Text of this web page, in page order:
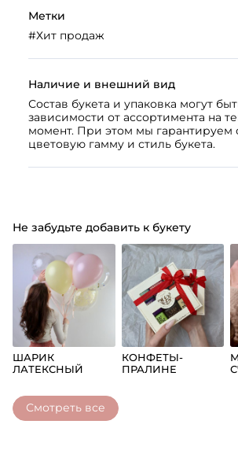
Метки
#Хит продаж
Наличие и внешний вид
Состав букета и упаковка могут
зависимости от ассортимента на
момент. При этом мы гарантируем
цветовую гамму и стиль букета.
Не забудьте добавить к букету
ШАРИК
ЛАТЕКСНЫЙ
КОНФЕТЫ-
ПРАЛИНЕ
Смотреть все